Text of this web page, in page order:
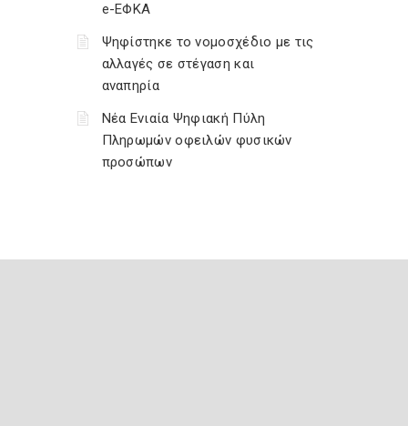
e-ΕΦΚΑ
Ψηφίστηκε το νομοσχέδιο με τις
αλλαγές σε στέγαση και
αναπηρία
Νέα Ενιαία Ψηφιακή Πύλη
Πληρωμών οφειλών φυσικών
προσώπων